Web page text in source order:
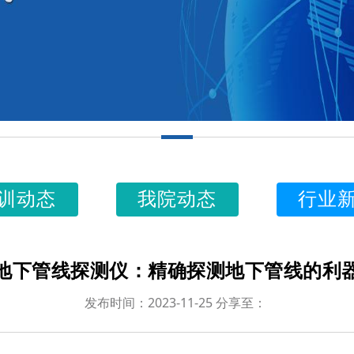
动态 我院动态 行业
下管线探测仪：精确探测地下管线的利
发布时间：2023-11-25 分享至：